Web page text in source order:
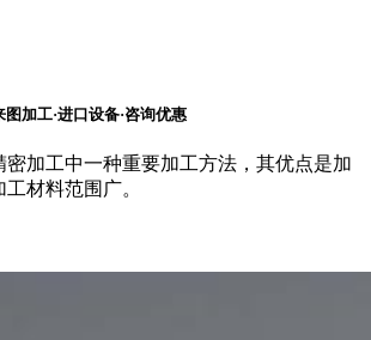
图加工·进口设备·咨询优惠
密加工中一种重要加工方法，其优点是加
材料范围广。